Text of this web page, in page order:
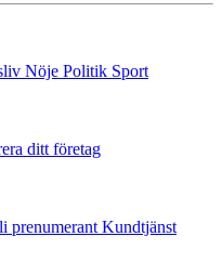
Nöje Politik Sport
ditt företag
prenumerant Kundtjänst